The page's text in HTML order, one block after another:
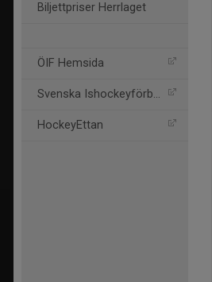
Biljettpriser Herrlaget
ÖIF Hemsida
Svenska Ishockeyförbund
HockeyEttan